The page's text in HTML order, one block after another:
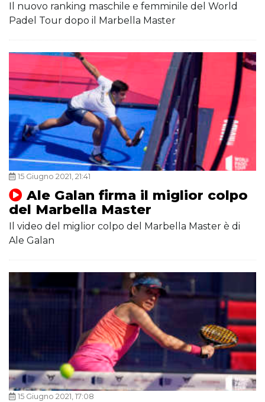
Il nuovo ranking maschile e femminile del World
Padel Tour dopo il Marbella Master
15 Giugno 2021, 21:41
Ale Galan firma il miglior colpo
del Marbella Master
Il video del miglior colpo del Marbella Master è di
Ale Galan
15 Giugno 2021, 17:08